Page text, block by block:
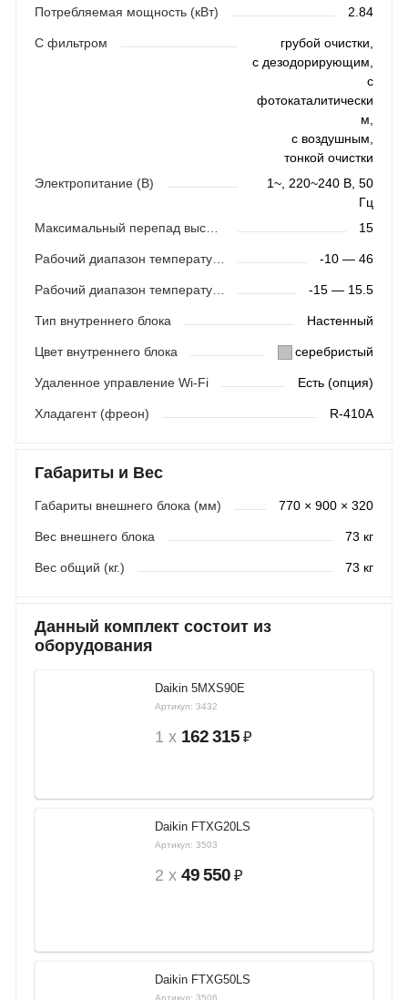
Потребляемая мощность (кВт) 2.84
С фильтром
грубой очистки,
с дезодорирующим,
с
фотокаталитически
м,
с воздушным,
тонкой очистки
Электропитание (В)
1~, 220~240 В, 50
Гц
Максимальный перепад высот (м)
15
Рабочий диапазон температур (охлаждение) -10 — 46
Рабочий диапазон температур (обогрев) -15 — 15.5
Тип внутреннего блока Настенный
Цвет внутреннего блока серебристый
Удаленное управление Wi-Fi Есть (опция)
Хладагент (фреон) R-410A
Габариты и Вес
Габариты внешнего блока (мм) 770 × 900 × 320
Вес внешнего блока 73 кг
Вес общий (кг.) 73 кг
Данный комплект состоит из
оборудования
Daikin 5MXS90E
Артикул: 3432
1 x 162 315₽
Daikin FTXG20LS
Артикул: 3503
2 x 49 550₽
Daikin FTXG50LS
Артикул: 3506